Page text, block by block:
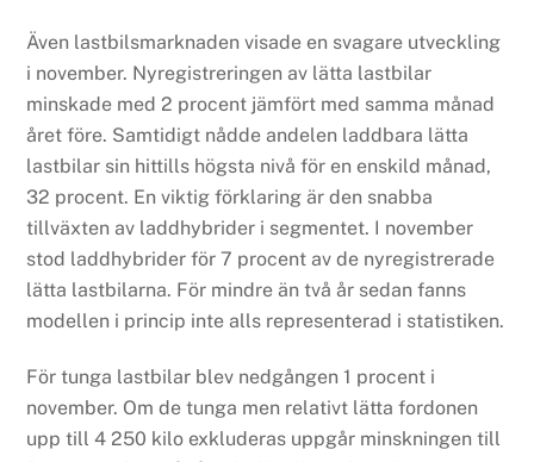
Även lastbilsmarknaden visade en svagare utveckling
i november. Nyregistreringen av lätta lastbilar
minskade med 2 procent jämfört med samma månad
året före. Samtidigt nådde andelen laddbara lätta
lastbilar sin hittills högsta nivå för en enskild månad,
32 procent. En viktig förklaring är den snabba
tillväxten av laddhybrider i segmentet. I november
stod laddhybrider för 7 procent av de nyregistrerade
lätta lastbilarna. För mindre än två år sedan fanns
modellen i princip inte alls representerad i statistiken.
För tunga lastbilar blev nedgången 1 procent i
november. Om de tunga men relativt lätta fordonen
upp till 4 250 kilo exkluderas uppgår minskningen till